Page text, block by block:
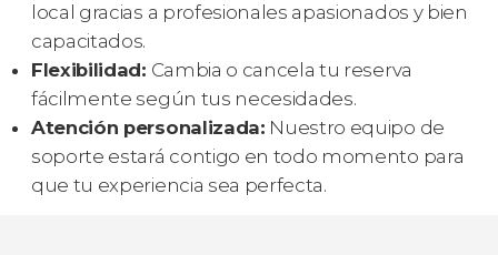
local gracias a profesionales apasionados y bien
capacitados.
Flexibilidad: Cambia o cancela tu reserva
fácilmente según tus necesidades.
Atención personalizada: Nuestro equipo de
soporte estará contigo en todo momento para
que tu experiencia sea perfecta.